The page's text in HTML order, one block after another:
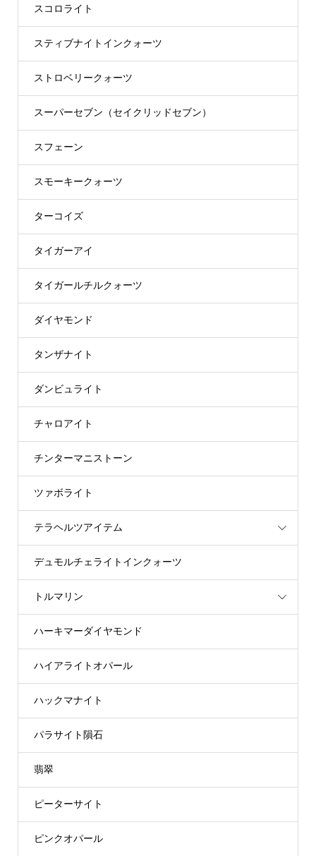
スコロライト
スティブナイトインクォーツ
ストロベリークォーツ
スーパーセブン（セイクリッドセブン）
スフェーン
スモーキークォーツ
ターコイズ
タイガーアイ
タイガールチルクォーツ
ダイヤモンド
タンザナイト
ダンビュライト
チャロアイト
チンターマニストーン
ツァボライト
テラヘルツアイテム
デュモルチェライトインクォーツ
トルマリン
ハーキマーダイヤモンド
ハイアライトオパール
ハックマナイト
パラサイト隕石
翡翠
ピーターサイト
ピンクオパール